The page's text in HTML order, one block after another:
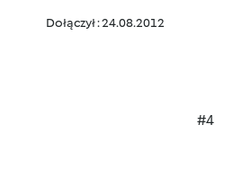
Dołączył : 24.08.2012
#4